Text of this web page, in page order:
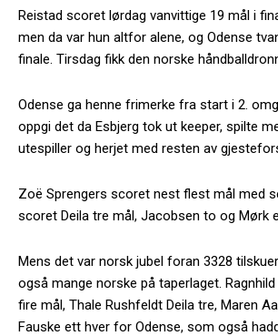
Reistad scoret lørdag vanvittige 19 mål i
men da var hun altfor alene, og Odense
finale. Tirsdag fikk den norske
Odense ga henne frimerke fra start i 2.
oppgi det da Esbjerg tok ut keeper, spilte
utespiller og herjet med resten av
Zoë Sprengers scoret nest flest mål med
scoret Deila tre mål, Jacobsen to og Mørk
Mens det var norsk jubel foran 3328
også mange norske på taperlaget.
fire mål, Thale Rushfeldt Deila tre, Maren
Fauske ett hver for Odense, som også